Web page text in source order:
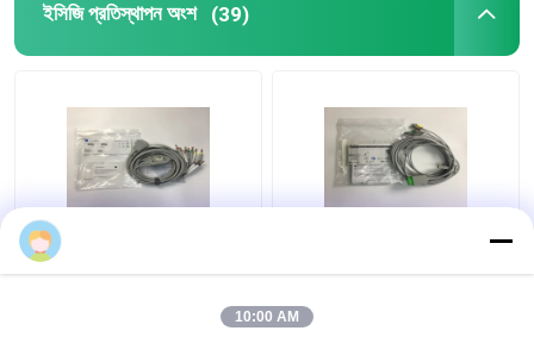
ইসিজি প্রতিস্থাপন অংশ (39)
10 লিড ইসিজি প্রতিস্থাপন অংশ
তারের GE2104726-001
2106309-002 ইন্টিগ্রেটেড
গ্র্যাবার লিডওয়্যার 12FT সহ
10:00 AM